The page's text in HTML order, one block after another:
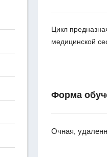
Цикл
медицинской
Форма
Очная,